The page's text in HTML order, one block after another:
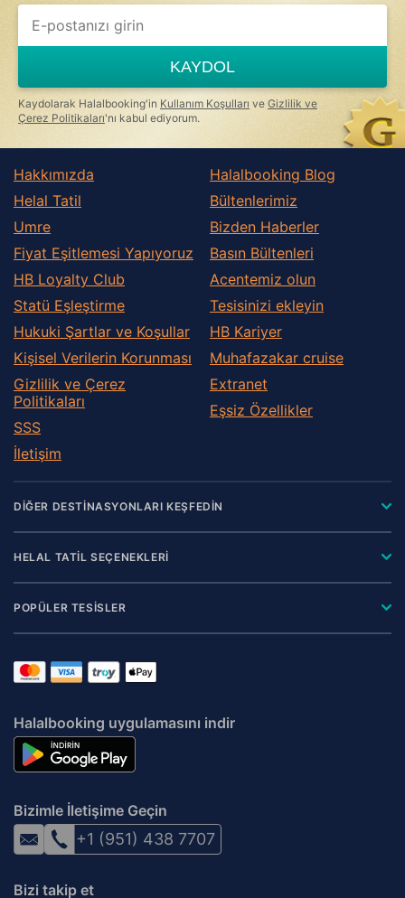
If
you
ignore
this
field
KAYDOL
Kaydolarak Halalbooking'in Kullanım Koşulları ve Gizlilik ve
Çerez Politikaları'nı kabul ediyorum.
Hakkımızda
Helal Tatil
Umre
Fiyat Eşitlemesi Yapıyoruz
HB Loyalty Club
Statü Eşleştirme
Hukuki Şartlar ve Koşullar
Kişisel Verilerin Korunması
Gizlilik ve Çerez
Politikaları
SSS
İletişim
Halalbooking Blog
Bültenlerimiz
Bizden Haberler
Basın Bültenleri
Acentemiz olun
Tesisinizi ekleyin
HB Kariyer
Muhafazakar сruise
Extranet
Eşsiz Özellikler
DİĞER DESTİNASYONLARI KEŞFEDİN
HELAL TATİL SEÇENEKLERİ
POPÜLER TESİSLER
Halalbooking uygulamasını indir
Bizimle İletişime Geçin
+1 (951) 438 7707
Bizi takip et